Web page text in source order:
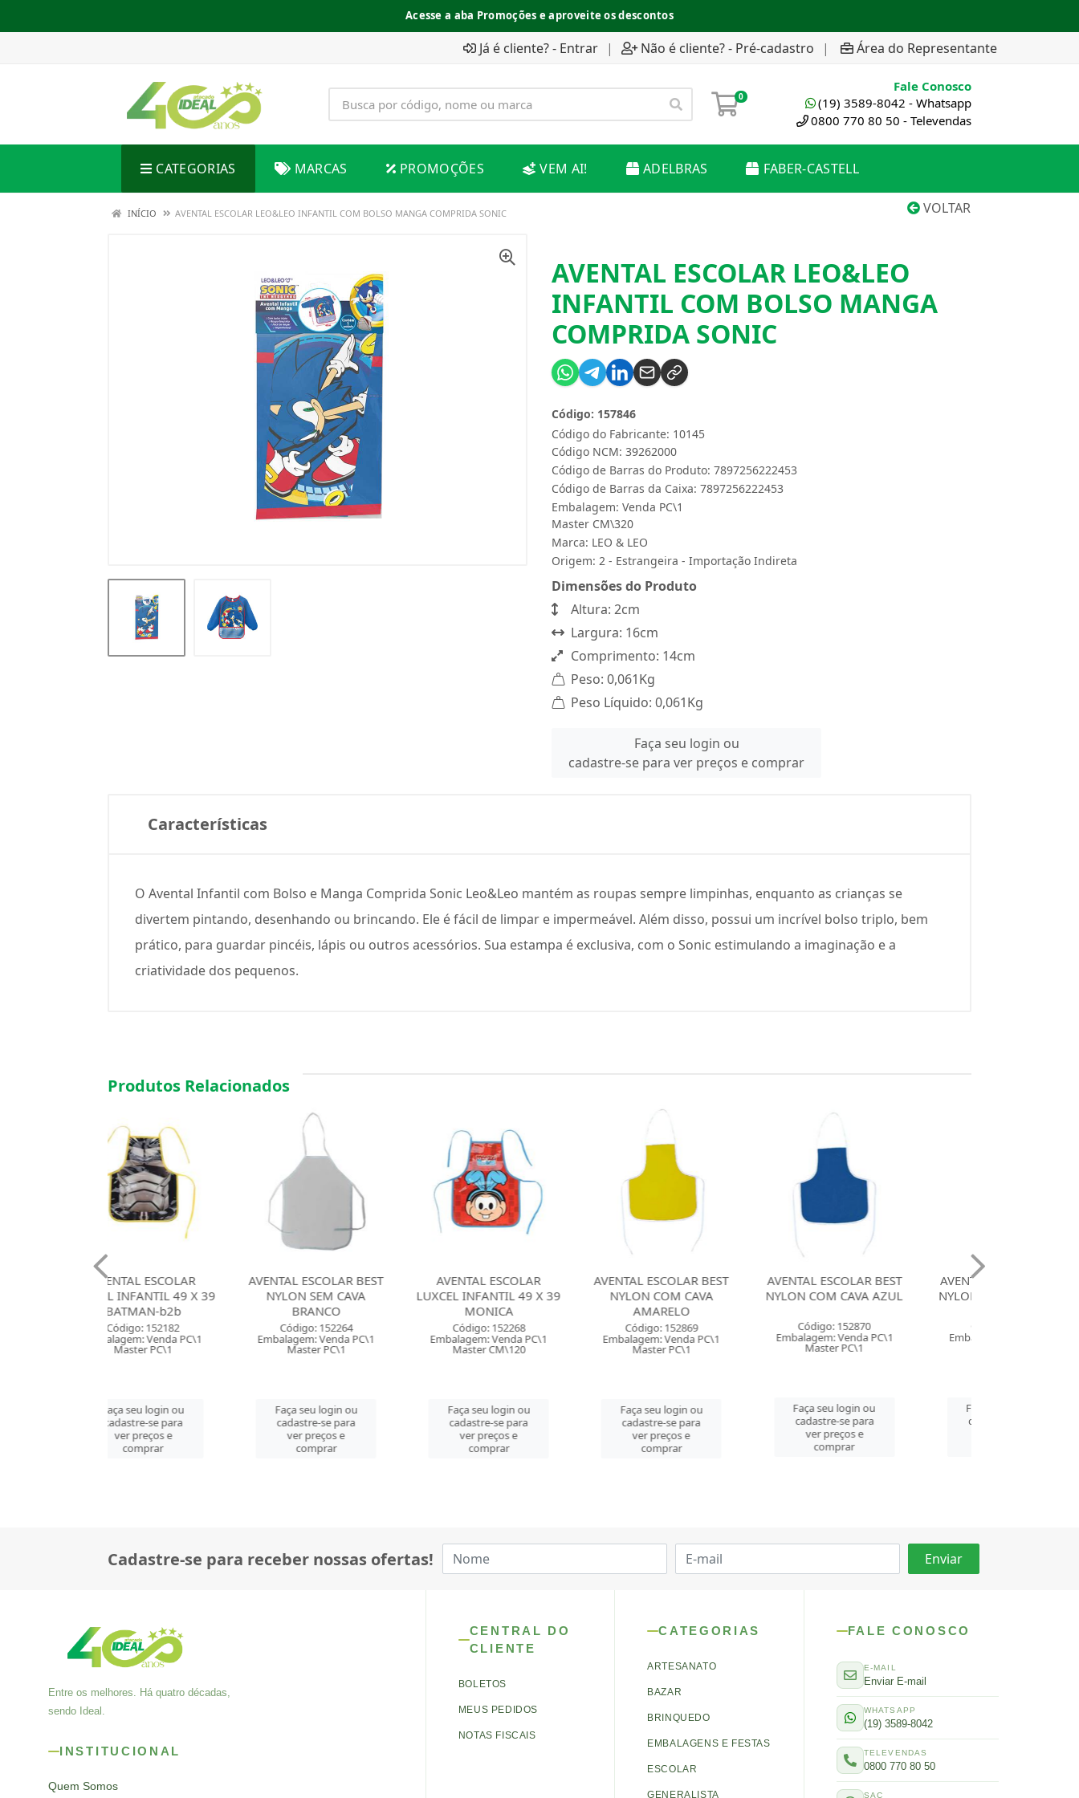
Acesse a aba Promoções e aproveite os descontos
Já é cliente? - Entrar | Não é cliente? - Pré-cadastro | Área do Representante
0
Fale Conosco
(19) 3589-8042 - Whatsapp
0800 770 80 50 - Televendas
CATEGORIAS MARCAS PROMOÇÕES VEM AI! ADELBRAS FABER-CASTELL
VOLTAR
INÍCIO AVENTAL ESCOLAR LEO&LEO INFANTIL COM BOLSO MANGA COMPRIDA SONIC
AVENTAL ESCOLAR LEO&LEO
INFANTIL COM BOLSO MANGA
COMPRIDA SONIC
Código do Fabricante: 10145
Código: 157846
Código NCM: 39262000
Código de Barras do Produto: 7897256222453
Código de Barras da Caixa: 7897256222453
Embalagem: Venda PC\1
Master CM\320
Marca: LEO & LEO
Origem: 2 - Estrangeira - Importação Indireta
Dimensões do Produto
Altura: 2cm
Largura: 16cm
Comprimento: 14cm
Peso: 0,061Kg
Peso Líquido: 0,061Kg
Faça seu login ou
cadastre-se para ver preços e comprar
Características
O Avental Infantil com Bolso e Manga Comprida Sonic Leo&Leo mantém as roupas sempre limpinhas, enquanto as crianças se
divertem pintando, desenhando ou brincando. Ele é fácil de limpar e impermeável. Além disso, possui um incrível bolso triplo, bem
prático, para guardar pincéis, lápis ou outros acessórios. Sua estampa é exclusiva, com o Sonic estimulando a imaginação e a
criatividade dos pequenos.
Produtos Relacionados
AVENTAL ESCOLAR BEST
NYLON SEM CAVA
BRANCO
Código: 152264
Embalagem: Venda PC\1
Master PC\1
Faça seu login ou
cadastre-se para
ver preços e
AVENTAL ESCOLAR
LUXCEL INFANTIL 49 X 39
Código: 152268
Embalagem: Venda PC\1
Master CM\120
Faça seu login ou
cadastre-se para
ver preços e
AVENTAL ESCOLAR BEST
NYLON COM CAVA
AMARELO
Código: 152869
Embalagem: Venda PC\1
Master PC\1
Faça seu login ou
cadastre-se para
ver preços e
AVENTAL ESCOLAR BEST
NYLON COM CAVA AZUL
Código: 152870
Embalagem: Venda PC\1
Master PC\1
Faça seu login ou
cadastre-se para
ver preços e
AVENTAL ESCOLAR BEST
NYLON COM CAVA ROSA
Código: 152871
Embalagem: Venda PC\1
Master PC\1
Faça seu login ou
cadastre-se para
ver preços e
Cadastre-se para receber nossas ofertas!
Entre os melhores. Há quatro décadas,
sendo Ideal.
INSTITUCIONAL
Quem Somos
CENTRAL DO
CLIENTE
BOLETOS
MEUS PEDIDOS
NOTAS FISCAIS
CATEGORIAS
ARTESANATO
BAZAR
BRINQUEDO
EMBALAGENS E FESTAS
ESCOLAR
GENERALISTA
FALE CONOSCO
E-MAIL
Enviar E-mail
WHATSAPP
(19) 3589-8042
TELEVENDAS
0800 770 80 50
SAC